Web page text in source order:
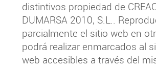
distintivos propiedad de
DUMARSA 2010, S.L..
parcialmente el sitio web en
podrá realizar enmarcados al
web accesibles a través del